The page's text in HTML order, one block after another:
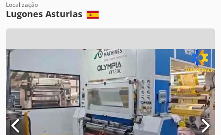
Localização
Lugones Asturias